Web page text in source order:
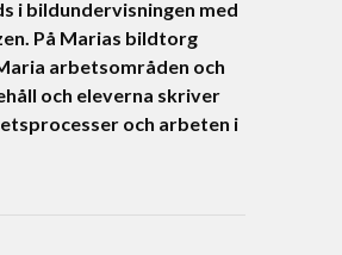
i bildundervisningen med
På Marias bildtorg
arbetsområden och
och eleverna skriver
och arbeten i